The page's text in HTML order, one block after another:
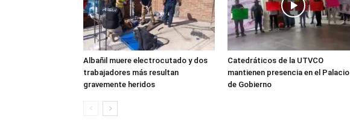
Albañil muere electrocutado y dos
trabajadores más resultan
gravemente heridos
Catedráticos de la UTVCO
mantienen presencia en el Palacio
de Gobierno